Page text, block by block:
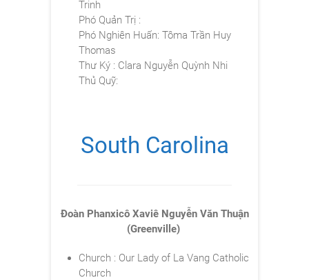
Trinh
Phó Quản Trị :
Phó Nghiên Huấn: Tôma Trần Huy
Thomas
Thư Ký : Clara Nguyễn Quỳnh Nhi
Thủ Quỹ:
South Carolina
Đoàn Phanxicô Xaviê Nguyễn Văn Thuận
(Greenville)
Church : Our Lady of La Vang Catholic
Church